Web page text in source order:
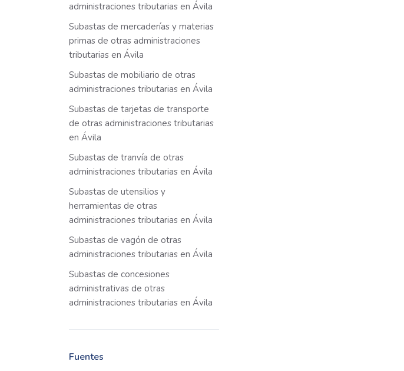
administraciones tributarias en Ávila
Subastas de mercaderías y materias
primas de otras administraciones
tributarias en Ávila
Subastas de mobiliario de otras
administraciones tributarias en Ávila
Subastas de tarjetas de transporte
de otras administraciones tributarias
en Ávila
Subastas de tranvía de otras
administraciones tributarias en Ávila
Subastas de utensilios y
herramientas de otras
administraciones tributarias en Ávila
Subastas de vagón de otras
administraciones tributarias en Ávila
Subastas de concesiones
administrativas de otras
administraciones tributarias en Ávila
Fuentes